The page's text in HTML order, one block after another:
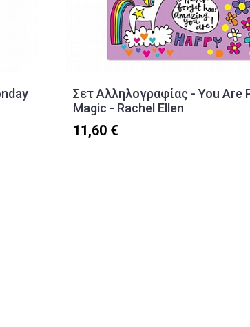
Σετ Αλληλογραφίας - You Are
Magic - Rachel Ellen
11,60 €